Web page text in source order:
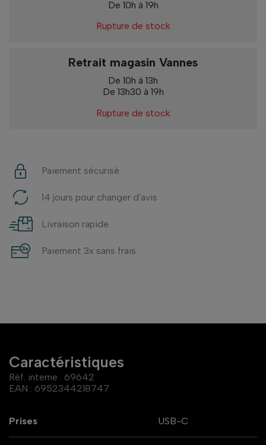
De 10h à 19h
Rupture de stock
Retrait magasin Vannes
De 10h à 13h
De 13h30 à 19h
Rupture de stock
Paiement sécurisé
14 jours pour changer d'avis
Livraison rapide
Paiement 3x sans frais
Caractéristiques
Réf. interne : 69642
EAN : 6952344218747
Prises USB-C